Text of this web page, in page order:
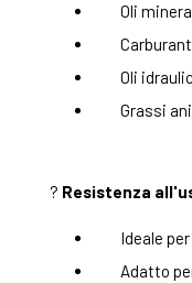
Oli
Oli
Grassi
? Resistenza
Ideale
Adatto